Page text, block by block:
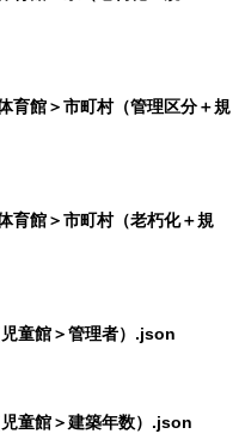
育館＞市町村（管理区分＋規
育館＞市町村（老朽化＋規
童館＞管理者）.json
童館＞建築年数）.json